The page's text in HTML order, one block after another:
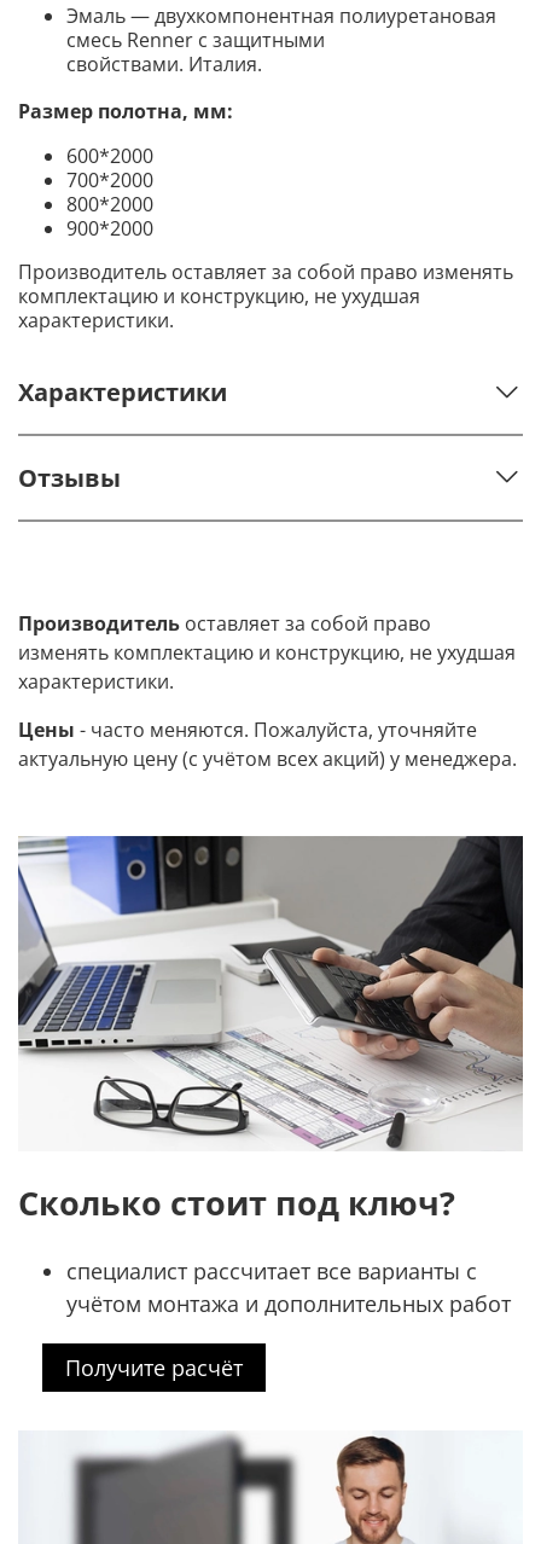
Эмаль — двухкомпонентная полиуретановая
смесь Renner с защитными
свойствами. Италия.
Размер полотна, мм:
600*2000
700*2000
800*2000
900*2000
Производитель оставляет за собой право изменять
комплектацию и конструкцию, не ухудшая
характеристики.
Характеристики
Отзывы
Производитель оставляет за собой право
изменять комплектацию и конструкцию, не ухудшая
характеристики.
Цены - часто меняются. Пожалуйста, уточняйте
актуальную цену (с учётом всех акций) у менеджера.
Сколько стоит под ключ?
специалист рассчитает все варианты с
учётом монтажа и дополнительных работ
Получите расчёт